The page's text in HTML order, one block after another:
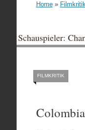
Home»
Schauspieler:
FILMKRITIK